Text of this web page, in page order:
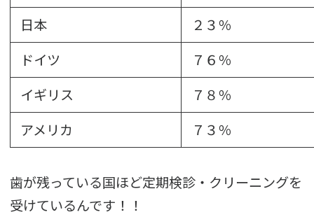
日本
２３％
ドイツ
７６％
イギリス
７８％
アメリカ
７３％
歯が残っている国ほど定期検診・クリーニングを
受けているんです！！